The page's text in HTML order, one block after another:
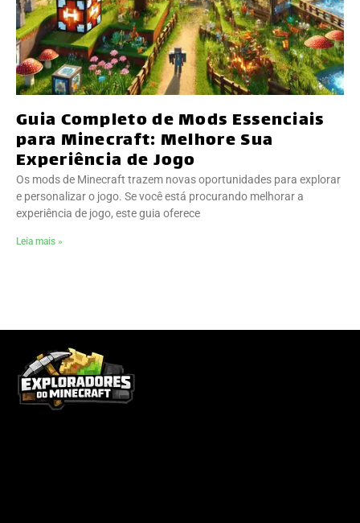
Guia Completo de Mods Essenciais
para Minecraft: Melhore Sua
Experiência de Jogo
Os mods de Minecraft trazem novas oportunidades para explorar
e personalizar o jogo. Se você está procurando melhorar a
experiência de jogo, este guia oferece
Leia mais »